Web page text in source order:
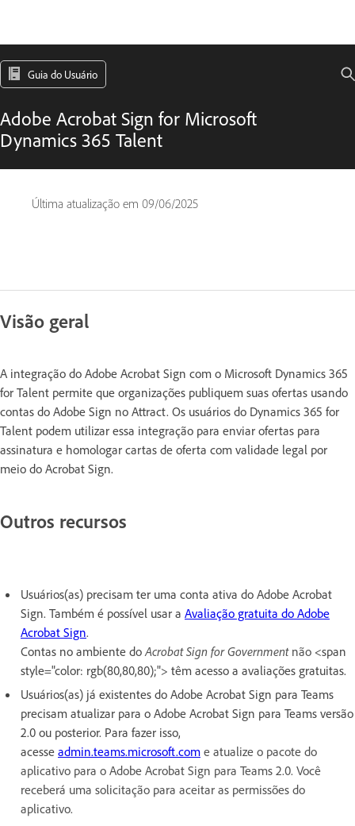
Guia do Usuário
Adobe Acrobat Sign for Microsoft
Dynamics 365 Talent
Última atualização em 09/06/2025
Visão geral
A integração do Adobe Acrobat Sign com o Microsoft Dynamics 365
for Talent permite que organizações publiquem suas ofertas usando
contas do Adobe Sign no Attract. Os usuários do Dynamics 365 for
Talent podem utilizar essa integração para enviar ofertas para
assinatura e homologar cartas de oferta com validade legal por
meio do Acrobat Sign.
Outros recursos
Usuários(as) precisam ter uma conta ativa do Adobe Acrobat
Sign. Também é possível usar a Avaliação gratuita do Adobe
Acrobat Sign.
Contas no ambiente do Acrobat Sign for Governmentnão <span
style="color: rgb(80,80,80);"> têm acesso a avaliações gratuitas.
Usuários(as) já existentes do Adobe Acrobat Sign para Teams
precisam atualizar para o Adobe Acrobat Sign para Teams versão
2.0 ou posterior. Para fazer isso,
acesse admin.teams.microsoft.com e atualize o pacote do
aplicativo para o Adobe Acrobat Sign para Teams 2.0. Você
receberá uma solicitação para aceitar as permissões do
aplicativo.